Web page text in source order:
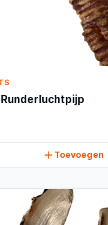
Toevoegen